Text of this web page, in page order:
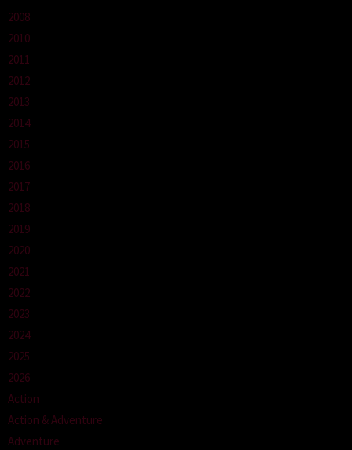
2008
2010
2011
2012
2013
2014
2015
2016
2017
2018
2019
2020
2021
2022
2023
2024
2025
2026
Action
Action & Adventure
Adventure